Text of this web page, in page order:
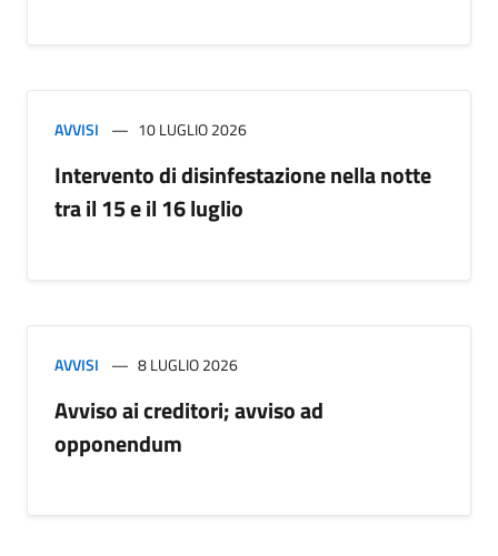
AVVISI 10 LUGLIO 2026
Intervento di disinfestazione nella notte
tra il 15 e il 16 luglio
AVVISI 8 LUGLIO 2026
Avviso ai creditori; avviso ad
opponendum